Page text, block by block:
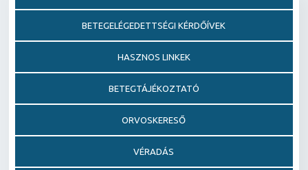
BETEGELÉGEDETTSÉGI KÉRDŐÍVEK
HASZNOS LINKEK
BETEGTÁJÉKOZTATÓ
ORVOSKERESŐ
VÉRADÁS